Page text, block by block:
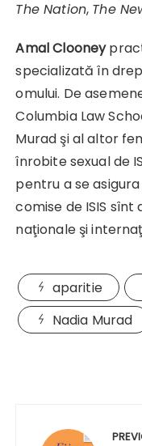
The Nation, The
Amal Clooney
specializată în
omului. De
Columbia Law
Murad şi al altor
înrobite sexual de
pentru a se
comise de ISIS
naţionale şi
aparitie
Nadia Murad